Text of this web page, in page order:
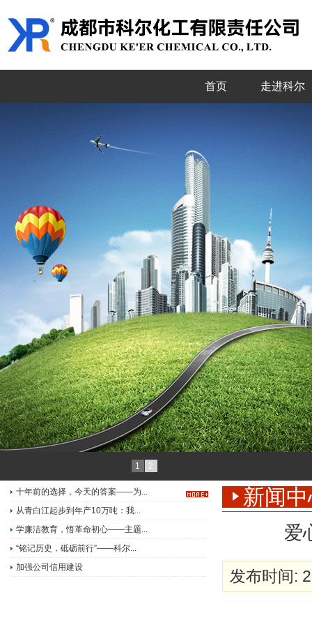
首页 走进科尔
1 2
十年前的选择，今天的答案——为...
从青白江起步到年产10万吨：我...
学廉洁教育，悟革命初心——主题...
“铭记历史，砥砺前行”——科尔...
加强公司信用建设
新闻
爱
发布时间: